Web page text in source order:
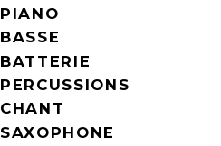
PIANO
BASSE
BATTERIE
PERCUSSIONS
CHANT
SAXOPHONE